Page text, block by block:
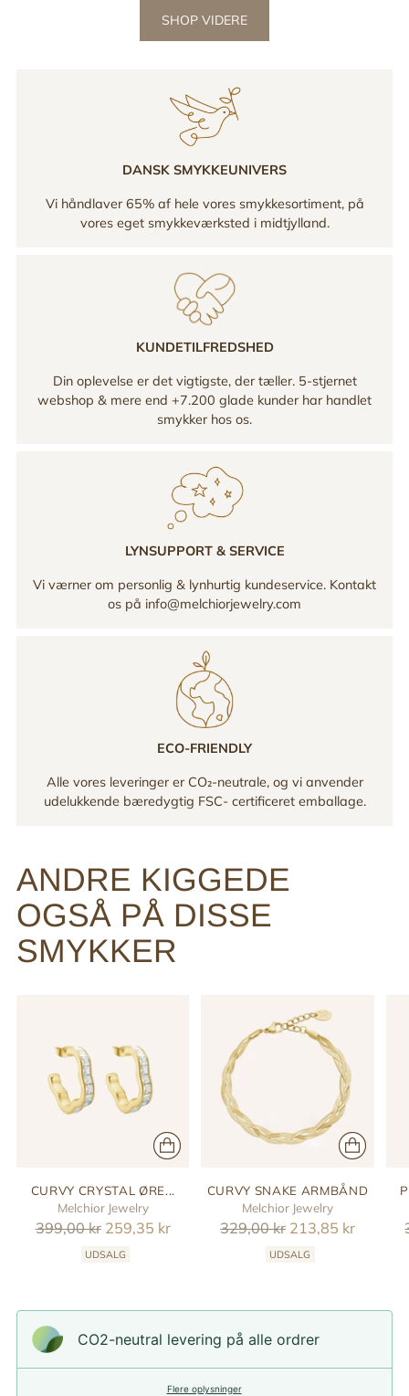
SHOP VIDERE
DANSK SMYKKEUNIVERS
Vi håndlaver 65% af hele vores smykkesortiment, på
vores eget smykkeværksted i midtjylland.
KUNDETILFREDSHED
Din oplevelse er det vigtigste, der tæller. 5-stjernet
webshop & mere end +7.200 glade kunder har handlet
smykker hos os.
LYNSUPPORT & SERVICE
Vi værner om personlig & lynhurtig kundeservice. Kontakt
os på info@melchiorjewelry.com
ECO-FRIENDLY
Alle vores leveringer er CO₂-neutrale, og vi anvender
udelukkende bæredygtig FSC- certificeret emballage.
ANDRE KIGGEDE
OGSÅ PÅ DISSE
SMYKKER
CURVY CRYSTAL ØRE...
Melchior Jewelry
Reguler
399,00 kr 259,35 kr
UDSALG
CURVY SNAKE ARMBÅND
Melchior Jewelry
Reguler
329,00 kr 213,85 kr
UDSALG
CO2-neutral levering på alle ordrer
Flere oplysninger